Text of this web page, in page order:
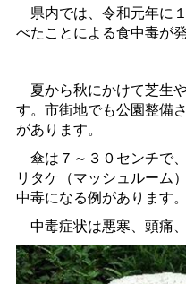
県内では、令和元年に
べたことによる食中毒が
夏から秋にかけて芝生
す。市街地でも公園整備
があります。
傘は７～３０センチで
リタケ（マッシュルーム
中毒になる例があります。
中毒症状は悪寒、頭痛